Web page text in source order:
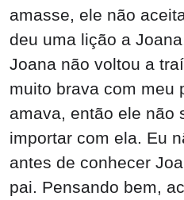
amasse, ele não
deu uma lição a
Joana não voltou a
muito brava com meu
amava, então ele não
importar com ela. Eu
antes de conhecer
pai. Pensando bem,